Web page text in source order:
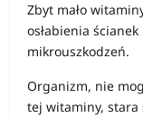
Zbyt mało
osłabienia
mikrouszkodzeń.
Organizm, nie
tej witaminy, stara